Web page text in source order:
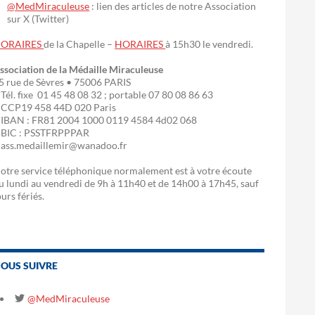
@MedMiraculeuse : lien des articles de notre Association
sur X (Twitter)
de la Chapelle – HORAIRESà 15h30 le vendredi.
de la Médaille Miraculeuse
rue de Sèvres • 75006 PARIS
fixe 01 45 48 08 32 ; portable 07 80 08 86 63
458 44D 020 Paris
: FR81 2004 1000 0119 4584 4d02 068
: PSSTFRPPPAR
service téléphonique normalement est à votre écoute
lundi au vendredi de 9h à 11h40 et de 14h00 à 17h45, sauf
fériés.
SUIVRE
@MedMiraculeuse